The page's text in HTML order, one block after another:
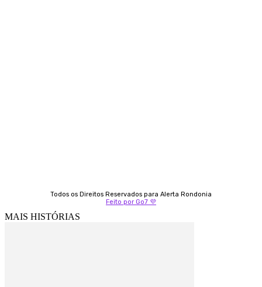
Todos os Direitos Reservados para Alerta Rondonia
Feito por Go7 💜
MAIS HISTÓRIAS